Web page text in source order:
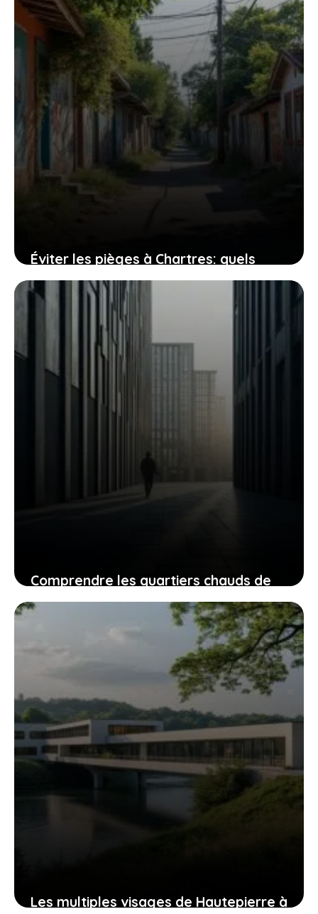
28 juillet 2026
Éviter les pièges à Chartres: quels
quartiers sont à risque pour les
habitants?
Comprendre les quartiers chauds de
Villeneuve-le-Roi : perspectives sur le
Plateau et les Grands Ensembles
20 juillet 2026
Les multiples visages de Hautepierre à